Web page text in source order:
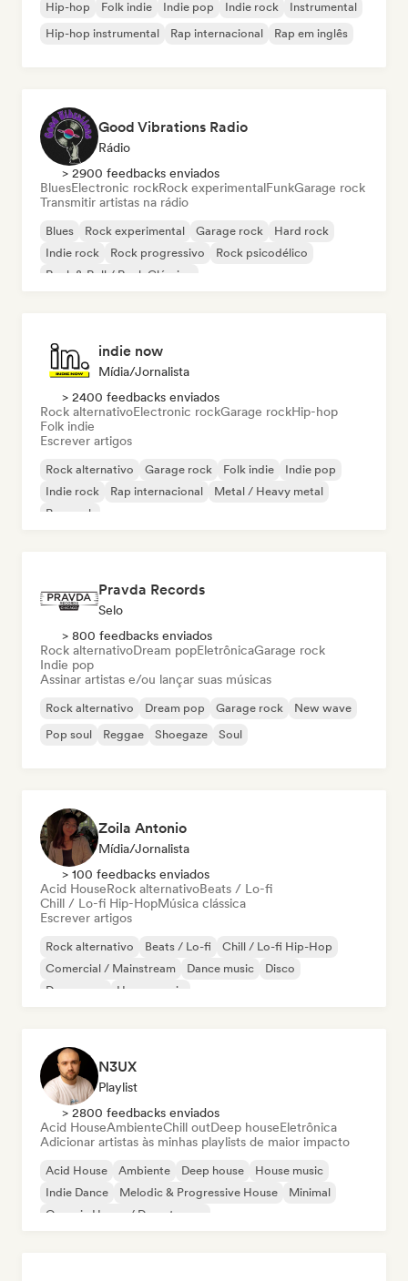
Hip-hop Folk indie Indie pop Indie rock
Instrumental
Hip-hop instrumental
Rap internacional Rap em inglês
Good Vibrations Radio
Rádio
> 2900 feedbacks enviados
BluesElectronic rockRock experimentalFunkGarage rock
Transmitir artistas na rádio
Blues Rock experimental Garage rock
Hard rock
Indie rock
Rock progressivo
Rock psicodélico
Rock & Roll / Rock Clássico
indie now
Mídia/Jornalista
> 2400 feedbacks enviados
Rock alternativoElectronic rockGarage rockHip-hop
Folk indie
Escrever artigos
Rock alternativo Garage rock Folk indie
Indie pop
Indie rock
Rap internacional
Metal / Heavy metal
Pop rock
Pravda Records
Selo
> 800 feedbacks enviados
Rock alternativoDream popEletrônicaGarage rock
Indie pop
Assinar artistas e/ou lançar suas músicas
Rock alternativo Dream pop Garage rock
New wave
Pop soul
Reggae Shoegaze Soul
Zoila Antonio
Mídia/Jornalista
> 100 feedbacks enviados
Acid HouseRock alternativoBeats / Lo-fi
Chill / Lo-fi Hip-HopMúsica clássica
Escrever artigos
Rock alternativo Beats / Lo-fi
Chill / Lo-fi Hip-Hop
Comercial / Mainstream
Dance music
Disco
Dream pop
House music
N3UX
Playlist
> 2800 feedbacks enviados
Acid HouseAmbienteChill outDeep houseEletrônica
Adicionar artistas às minhas playlists de maior impacto
Acid House Ambiente Deep house
House music
Indie Dance
Melodic & Progressive House
Minimal
Organic House / Downtempo